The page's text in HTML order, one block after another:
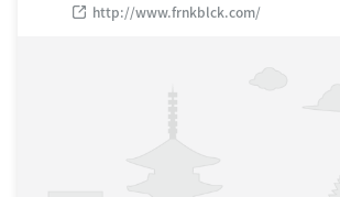
http://www.frnkblck.com/